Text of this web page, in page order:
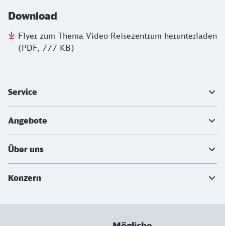
Download
Flyer zum Thema Video-Reisezentrum herunterladen
(PDF, 777 KB)
Service
Angebote
Über uns
Konzern